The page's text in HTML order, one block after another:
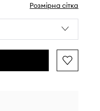
Розмірна сітка